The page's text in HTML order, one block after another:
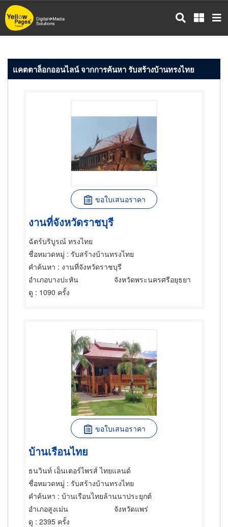
ข้าม
ไป
หลัก
แคตตาล็อกออนไลน์ จากการค้นหา รับสร้างบ้านทรงไทย
ขอใบเสนอราคา
งานที่จังหวัดราชบุรี
ฉัตร์บริบูรณ์ ทรงไทย
ชื่อหมวดหมู่ : รับสร้างบ้านทรงไทย
คำค้นหา : งานที่จังหวัดราชบุรี
อำเภอบางปะหัน
จังหวัดพระนครศรีอยุธยา
ดู : 1090 ครั้ง
ขอใบเสนอราคา
บ้านเรือนไทย
ธนวินท์ เอ็นเตอร์ไพรส์ ไทยแลนด์
ชื่อหมวดหมู่ : รับสร้างบ้านทรงไทย
คำค้นหา : บ้านเรือนไทยล้านนาประยุกต์
อำเภอสูงเม่น
จังหวัดแพร่
ดู : 2395 ครั้ง